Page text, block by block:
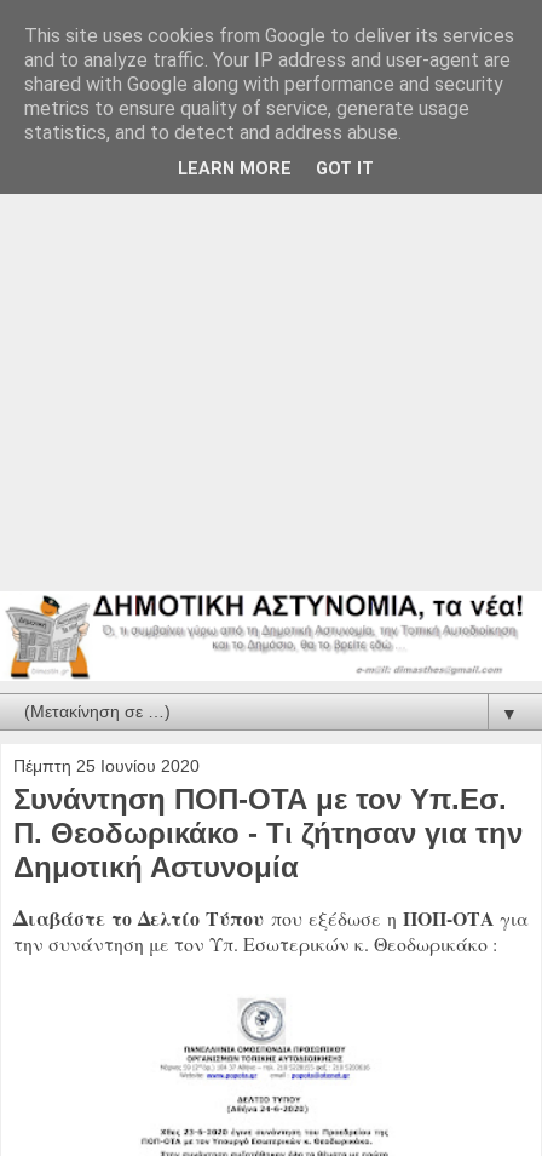
▼
Πέμπτη 25 Ιουνίου 2020
Συνάντηση ΠΟΠ-ΟΤΑ με τον Υπ.Εσ.
Π. Θεοδωρικάκο - Τι ζήτησαν για την
Δημοτική Αστυνομία
Διαβάστε το Δελτίο Τύπου που εξέδωσε η ΠΟΠ-ΟΤΑ για
την συνάντηση με τον Υπ. Εσωτερικών κ. Θεοδωρικάκο :
This site uses cookies from Google to deliver its services
and to analyze traffic. Your IP address and user-agent are
shared with Google along with performance and security
metrics to ensure quality of service, generate usage
statistics, and to detect and address abuse.
LEARN MORE GOT IT